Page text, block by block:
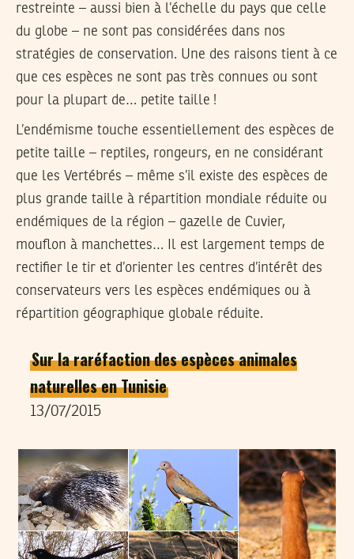
restreinte – aussi bien à l’échelle du pays que celle
du globe – ne sont pas considérées dans nos
stratégies de conservation. Une des raisons tient à ce
que ces espèces ne sont pas très connues ou sont
pour la plupart de… petite taille !
L’endémisme touche essentiellement des espèces de
petite taille – reptiles, rongeurs, en ne considérant
que les Vertébrés – même s’il existe des espèces de
plus grande taille à répartition mondiale réduite ou
endémiques de la région – gazelle de Cuvier,
mouflon à manchettes… Il est largement temps de
rectifier le tir et d’orienter les centres d’intérêt des
conservateurs vers les espèces endémiques ou à
répartition géographique globale réduite.
Sur la raréfaction des espèces animales
naturelles en Tunisie
13/07/2015